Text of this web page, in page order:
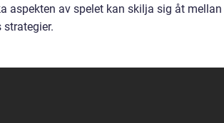
aspekten av spelet kan skilja sig åt